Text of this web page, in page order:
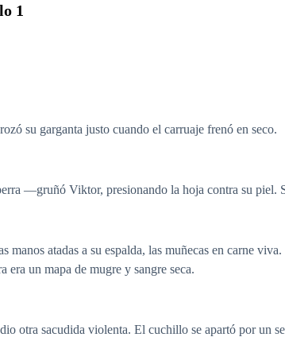
1
su garganta justo cuando el carruaje frenó en seco.
—gruñó Viktor, presionando la hoja contra su piel.
manos atadas a su espalda, las muñecas en carne
era un mapa de mugre y sangre seca.
otra sacudida violenta. El cuchillo se apartó por un